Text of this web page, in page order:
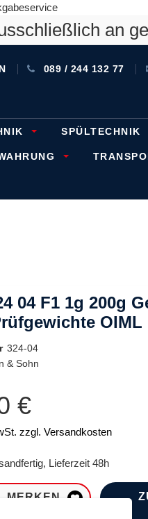
an
089 / 244 132 77
SPÜLTECHNIK
04 F1 1g 200g
OIML
324-04
& Sohn
€
zzgl. Versandkosten
Lieferzeit 48h
MERKEN